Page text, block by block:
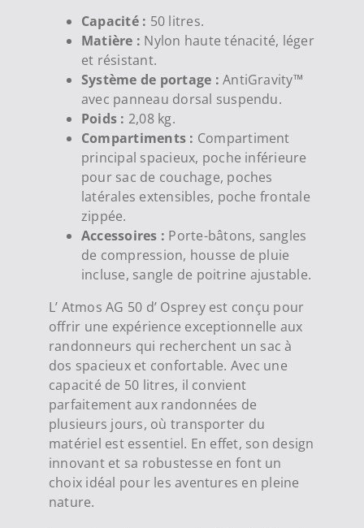
Capacité : 50 litres.
Matière : Nylon haute ténacité, léger
et résistant.
Système de portage : AntiGravity™
avec panneau dorsal suspendu.
Poids : 2,08 kg.
Compartiments : Compartiment
principal spacieux, poche inférieure
pour sac de couchage, poches
latérales extensibles, poche frontale
zippée.
Accessoires : Porte-bâtons, sangles
de compression, housse de pluie
incluse, sangle de poitrine ajustable.
L’ Atmos AG 50 d’ Osprey est conçu pour
offrir une expérience exceptionnelle aux
randonneurs qui recherchent un sac à
dos spacieux et confortable. Avec une
capacité de 50 litres, il convient
parfaitement aux randonnées de
plusieurs jours, où transporter du
matériel est essentiel. En effet, son design
innovant et sa robustesse en font un
choix idéal pour les aventures en pleine
nature.